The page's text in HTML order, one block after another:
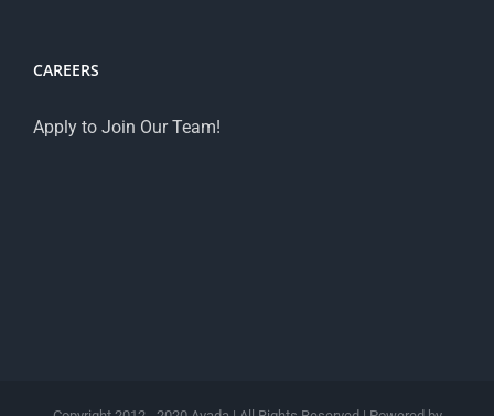
CAREERS
Apply to Join Our Team!